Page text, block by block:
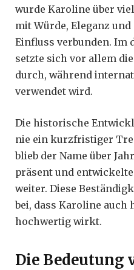
wurde Karoline über
mit Würde, Eleganz
Einfluss verbunden. Im
setzte sich vor allem
durch, während
verwendet wird.
Die historische
nie ein kurzfristiger
blieb der Name über
präsent und
weiter. Diese
bei, dass Karoline auch
hochwertig wirkt.
Die Bedeutung